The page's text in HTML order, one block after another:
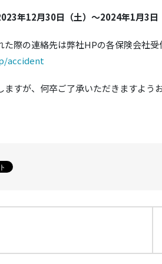
年12月30日（土）～2024年1月3日
た際の連絡先は弊社HPの各保険会社受
accident
すが、何卒ご了承いただきますよう